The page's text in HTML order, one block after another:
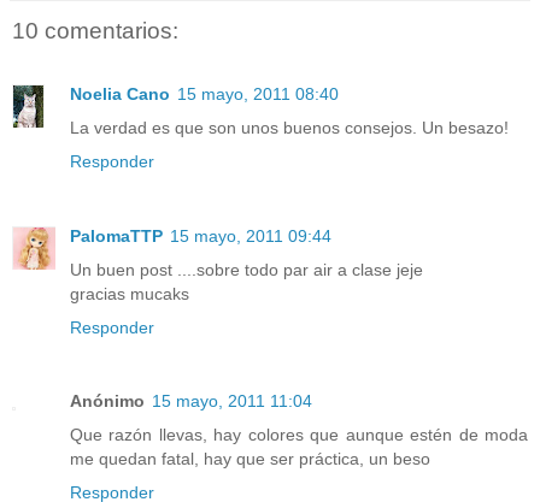
10 comentarios:
Noelia Cano 15 mayo, 2011 08:40
La verdad es que son unos buenos consejos. Un besazo!
Responder
PalomaTTP 15 mayo, 2011 09:44
Un buen post ....sobre todo par air a clase jeje
gracias mucaks
Responder
Anónimo 15 mayo, 2011 11:04
Que razón llevas, hay colores que aunque estén de moda
me quedan fatal, hay que ser práctica, un beso
Responder